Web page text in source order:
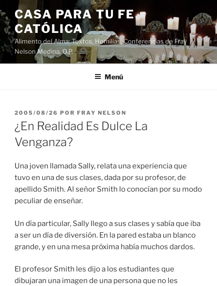
Saltar
al
contenido
CASA PARA TU FE
CATÓLICA
Alimento del Alma: Textos, Homilias, Conferencias de Fray
Nelson Medina, O.P.
Menú
PUBLICADO
EL
2005/08/26 POR FRAY NELSON
¿En Realidad Es Dulce La
Venganza?
Una joven llamada Sally, relata una experiencia que
tuvo en una de sus clases, dada por su profesor, de
apellido Smith. Al señor Smith lo conocían por su modo
peculiar de enseñar.
Un día particular, Sally llego a sus clases y sabía que iba
a ser un día de diversión. En la pared estaba un blanco
grande, y en una mesa próxima había muchos dardos.
El profesor Smith les dijo a los estudiantes que
dibujaran una imagen de una persona que no les